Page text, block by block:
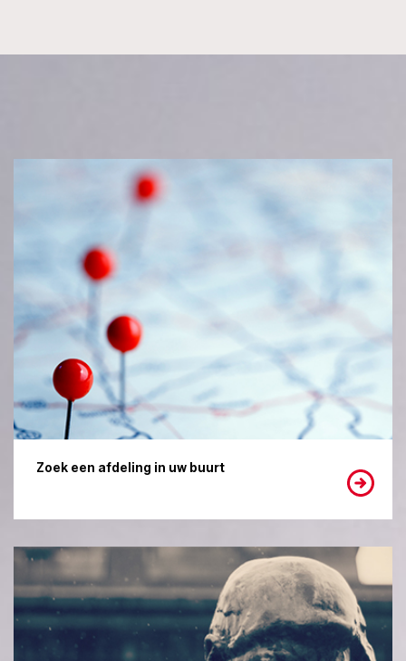
Zoek een afdeling in uw buurt